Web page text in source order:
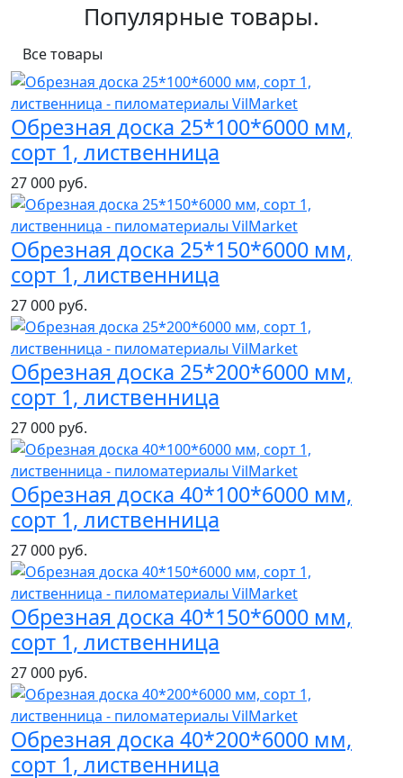
Популярные товары.
Все товары
Обрезная доска 25*100*6000 мм,
сорт 1, лиственница
27 000 руб.
Обрезная доска 25*150*6000 мм,
сорт 1, лиственница
27 000 руб.
Обрезная доска 25*200*6000 мм,
сорт 1, лиственница
27 000 руб.
Обрезная доска 40*100*6000 мм,
сорт 1, лиственница
27 000 руб.
Обрезная доска 40*150*6000 мм,
сорт 1, лиственница
27 000 руб.
Обрезная доска 40*200*6000 мм,
сорт 1, лиственница